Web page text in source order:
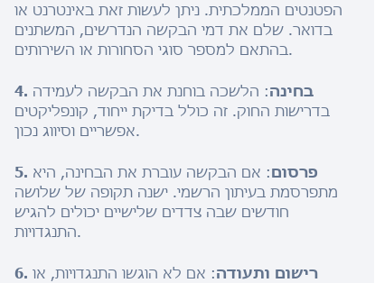
הפטנטים הממלכתית. ניתן לעשות זאת באינטרנט או
בדואר. שלם את דמי הבקשה הנדרשים, המשתנים
בהתאם למספר סוגי הסחורות או השירותים.
4. בחינה: הלשכה בוחנת את הבקשה לעמידה
בדרישות החוק. זה כולל בדיקת ייחוד, קונפליקטים
אפשריים וסיווג נכון.
5. פרסום: אם הבקשה עוברת את הבחינה, היא
מתפרסמת בעיתון הרשמי. ישנה תקופה של שלושה
חודשים שבה צדדים שלישיים יכולים להגיש
התנגדויות.
6. רישום ותעודה: אם לא הוגשו התנגדויות, או